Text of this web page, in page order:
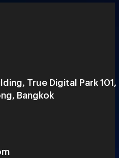
True Digital Park 101,
Bangkok